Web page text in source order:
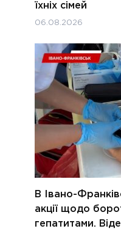
їхніх сімей
06.08.2026
В Івано-
акції щодо
гепатитами.